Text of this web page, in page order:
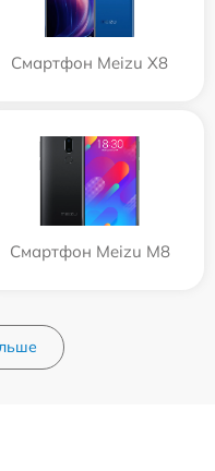
Смартфон Meizu X8
Смартфон Meizu M8